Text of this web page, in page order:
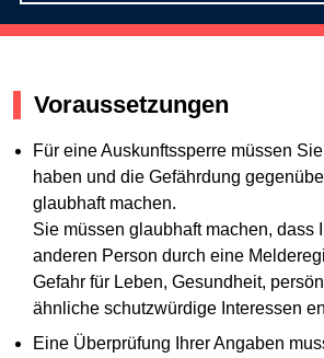
Voraussetzungen
Für eine Auskunftssperre müssen
haben und die Gefährdung
glaubhaft machen.
Sie müssen glaubhaft machen, dass
anderen Person durch eine
Gefahr für Leben, Gesundheit,
ähnliche schutzwürdige Interessen
Eine Überprüfung Ihrer Angaben